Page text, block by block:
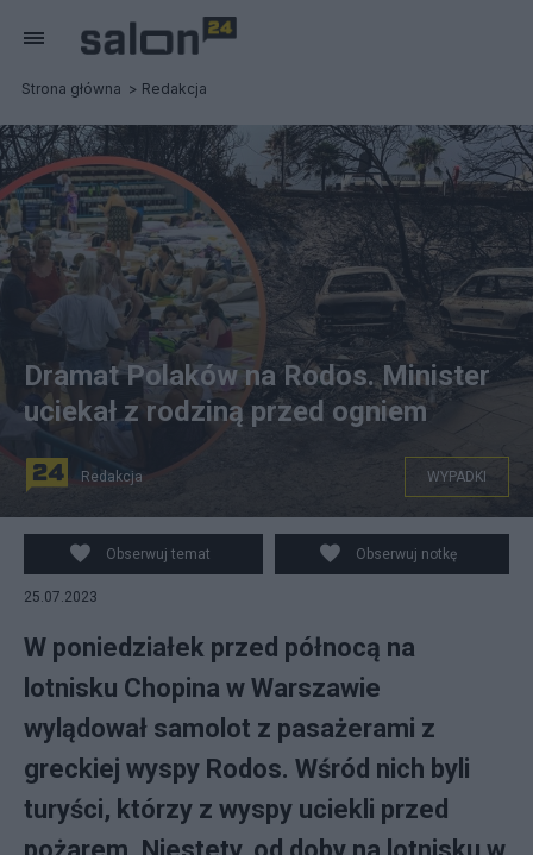
Strona główna Redakcja
Potężne pożary na greckiej wyspie Rodos. Fot. PAP/EPA/
PAP/EPA/DAMIANIDIS LEFTERIS / Canva
Dramat Polaków na Rodos. Minister
uciekał z rodziną przed ogniem
Redakcja WYPADKI
Obserwuj temat Obserwuj notkę
25.07.2023
W poniedziałek przed północą na
lotnisku Chopina w Warszawie
wylądował samolot z pasażerami z
greckiej wyspy Rodos. Wśród nich byli
turyści, którzy z wyspy uciekli przed